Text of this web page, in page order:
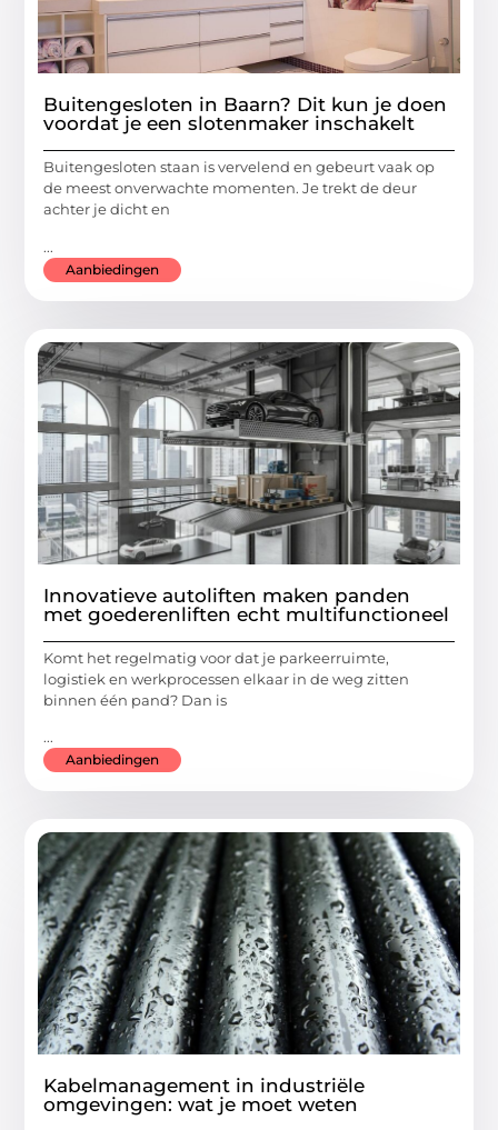
Buitengesloten in Baarn? Dit kun je doen
voordat je een slotenmaker inschakelt
Buitengesloten staan is vervelend en gebeurt vaak op
de meest onverwachte momenten. Je trekt de deur
achter je dicht en
...
Aanbiedingen
Innovatieve autoliften maken panden
met goederenliften echt multifunctioneel
Komt het regelmatig voor dat je parkeerruimte,
logistiek en werkprocessen elkaar in de weg zitten
binnen één pand? Dan is
...
Aanbiedingen
Kabelmanagement in industriële
omgevingen: wat je moet weten